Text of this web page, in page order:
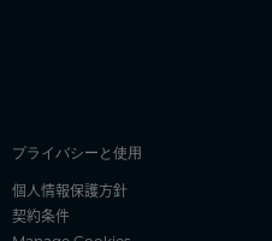
プライバシーと使用
個人情報保護方針
契約条件